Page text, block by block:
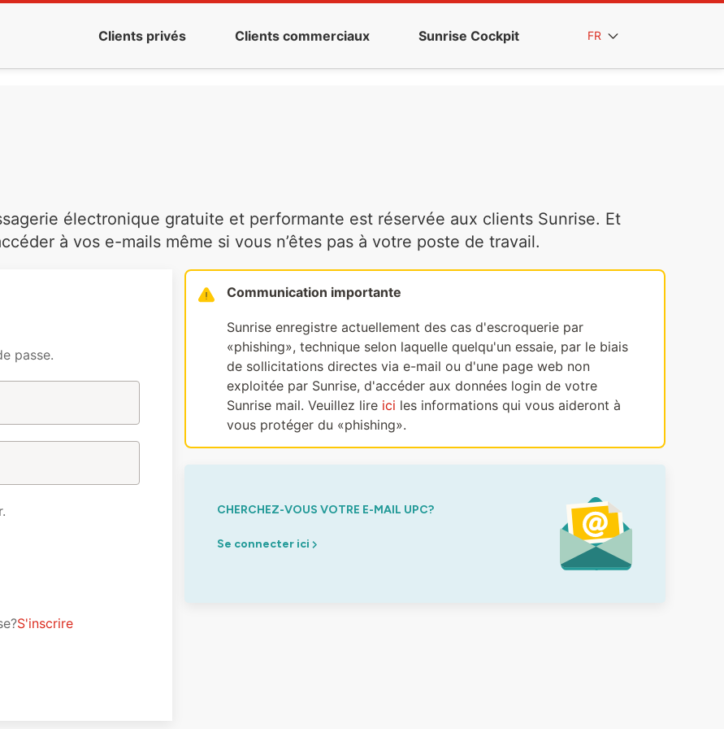
Clients privés Clients commerciaux Sunrise Cockpit FR
électronique gratuite et performante est réservée aux clients Sunrise. Et
à vos e-mails même si vous n’êtes pas à votre poste de travail.
passe.
S'inscrire
Communication importante
Sunrise enregistre actuellement des cas d'escroquerie par
«phishing», technique selon laquelle quelqu'un essaie, par le biais
de sollicitations directes via e-mail ou d'une page web non
exploitée par Sunrise, d'accéder aux données login de votre
Sunrise mail. Veuillez lire ici les informations qui vous aideront à
vous protéger du «phishing».
CHERCHEZ-VOUS VOTRE E-MAIL UPC?
Se connecter ici